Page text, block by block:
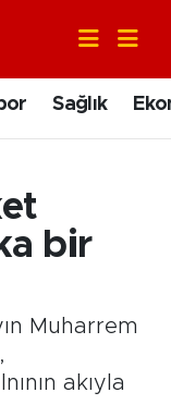
Sağlık
bir
Muharrem
akıyla